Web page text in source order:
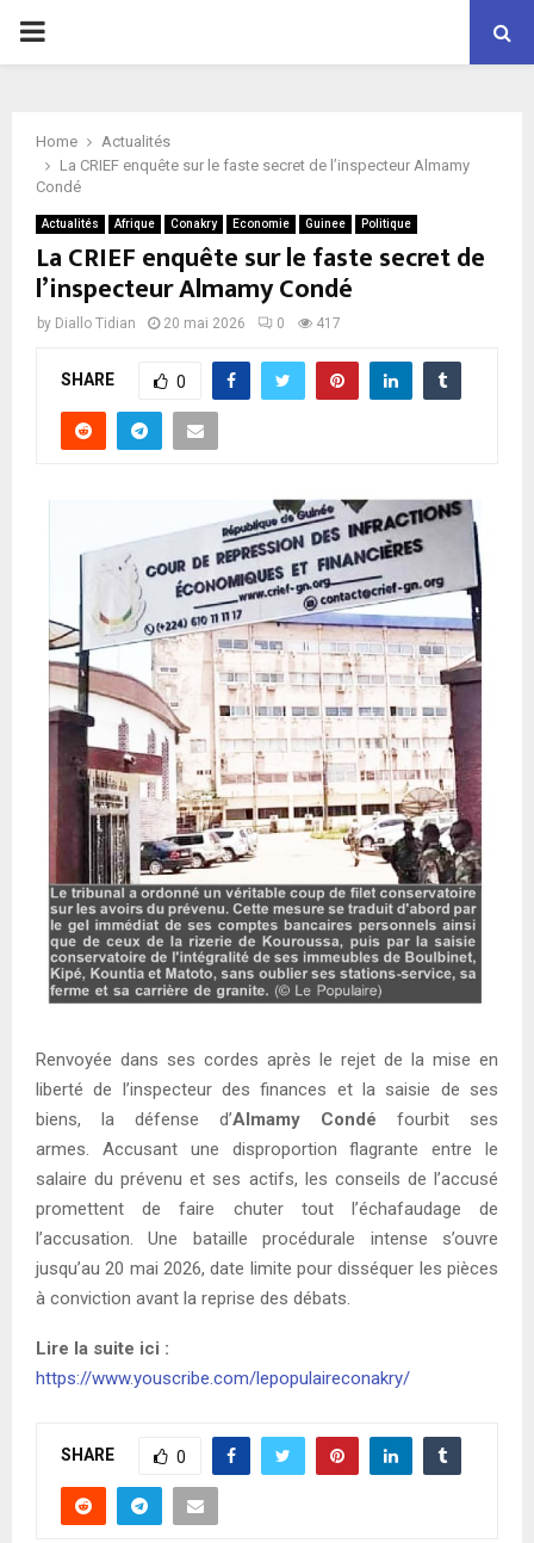
P
M
A
Home
Actualités
La CRIEF enquête sur le faste secret de l’inspecteur Almamy
Condé
Actualités Afrique Conakry Economie Guinee Politique
La CRIEF enquête sur le faste secret de
l’inspecteur Almamy Condé
by Diallo Tidian 20 mai 2026 0 417
SHARE 0
Renvoyée dans ses cordes après le rejet de la mise en
liberté de l’inspecteur des finances et la saisie de ses
biens, la défense d’Almamy Condé fourbit ses
armes. Accusant une disproportion flagrante entre le
salaire du prévenu et ses actifs, les conseils de l’accusé
promettent de faire chuter tout l’échafaudage de
l’accusation. Une bataille procédurale intense s’ouvre
jusqu’au 20 mai 2026, date limite pour disséquer les pièces
à conviction avant la reprise des débats.
Lire la suite ici :
https://www.youscribe.com/lepopulaireconakry/
SHARE 0